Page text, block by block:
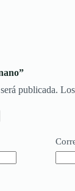
publicada.